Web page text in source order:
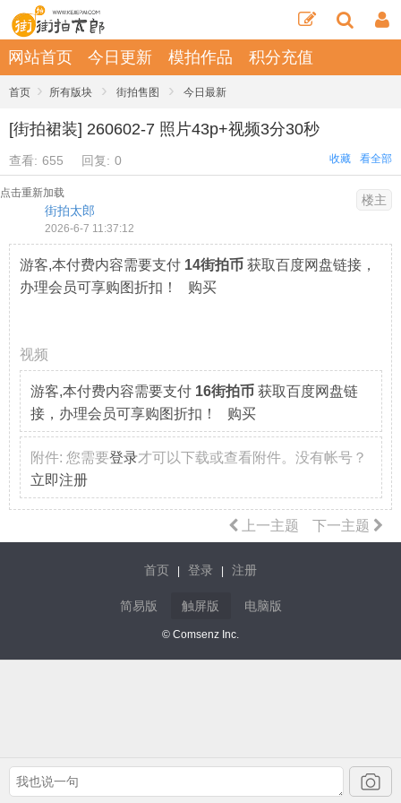
网站首页 今日更新 模拍作品 积分充值
首页 › 所有版块 › 街拍售图 › 今日最新
[街拍裙装] 260602-7 照片43p+视频3分30秒
查看: 655 回复: 0 看全部
收藏
点击重新加载
街拍太郎
2026-6-7 11:37:12
楼主
游客,本付费内容需要支付 14街拍币 获取百度网盘链接，
办理会员可享购图折扣！ 购买
视频
游客,本付费内容需要支付 16街拍币 获取百度网盘链
接，办理会员可享购图折扣！ 购买
附件: 您需要登录才可以下载或查看附件。没有帐号？
立即注册
下一主题
上一主题
首页 登录 注册
简易版 触屏版 电脑版
© Comsenz Inc.